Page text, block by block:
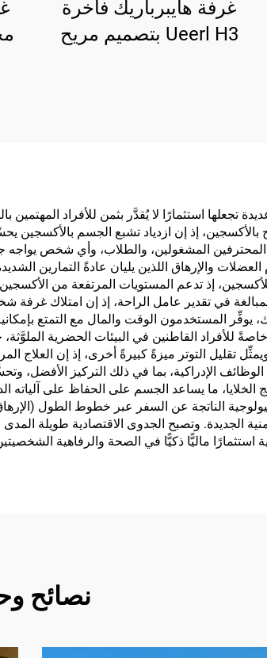
غرفة هايبرباريك فاخرة
Ueerl H3 بتصميم مريح
تجعلها استثمارًا لا يُقدَّر بثمن للأفراد
المحترفين المشغولين، والطلاب، وأي شخص
العضلات والإرهاق اللذين يليان عادةً التمارين
إذ تدعم المستويات المرتفعة من الأكسجين
في تقدير عامل الراحة، إذ إن امتلاك
يوفِّر المستخدمون الوقت والمال مع التمتع
للأفراد القاطنين في البيئات الحضرية
تقليل التوتر ميزةً كبيرةً أخرى، إذ إن العلاج
الإدراكية، بما في ذلك التركيز الأفضل،
ما يساعد الجسم على الحفاظ على آلياته
الناتجة عن السفر عبر خطوط الطول
الجديدة. وتصبح الجدوى الاقتصادية طويلة
ماليًّا ذكيًّا في الصحة والرفاهية
نصائح